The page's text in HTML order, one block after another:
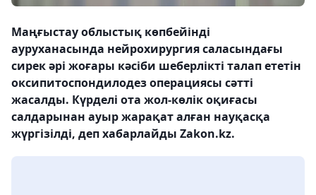
Маңғыстау облыстық көпбейінді
ауруханасында нейрохирургия саласындағы
сирек әрі жоғары кәсіби шеберлікті талап ететін
оксипитоспондилодез операциясы сәтті
жасалды. Күрделі ота жол-көлік оқиғасы
салдарынан ауыр жарақат алған науқасқа
жүргізілді, деп хабарлайды Zakon.kz.